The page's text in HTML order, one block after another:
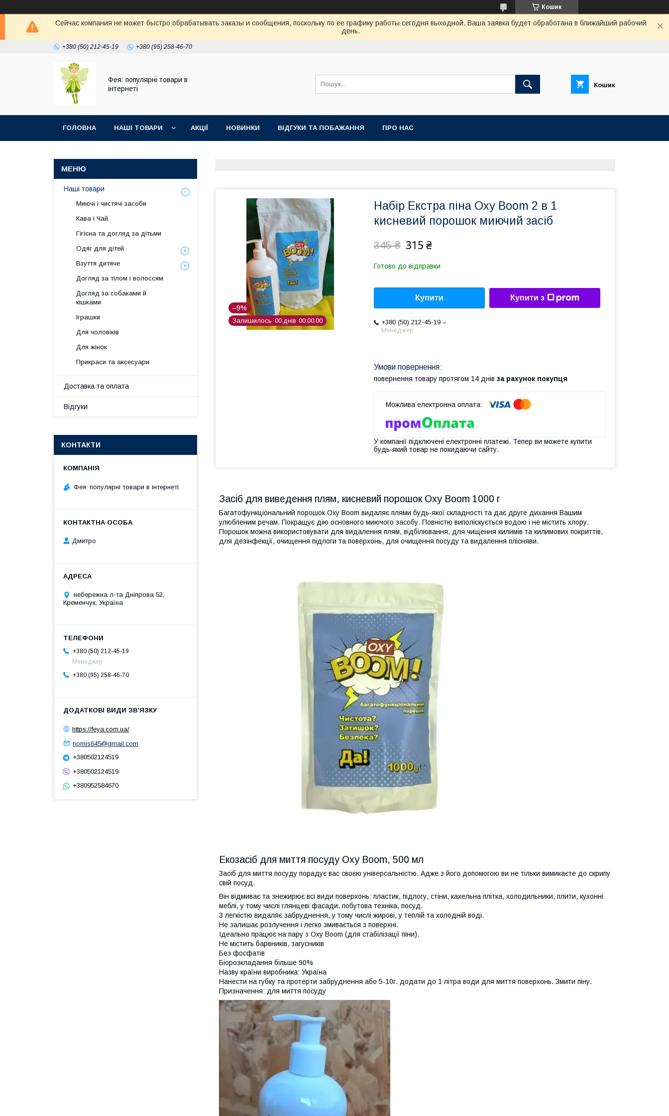
Кошик
Сейчас компания не может быстро обрабатывать заказы и сообщения, поскольку по ее графику работы сегодня выходной. Ваша заявка будет обработана в ближайший рабочий
день.
+380 (50) 212-45-19 +380 (95) 258-46-70
Фея: популярні товари в
інтернеті
Кошик
ГОЛОВНА НАШІ ТОВАРИ АКЦІЇ НОВИНКИ ВІДГУКИ ТА ПОБАЖАННЯ ПРО НАС
–9%
Залишилось 00 днів 00 00 00
Набір Екстра піна Oxy Boom 2 в 1
кисневий порошок миючий засіб
345 ₴ 315 ₴
Готово до відправки
Купити Купити з
+380 (50) 212-45-19
Менеджер
повернення товару протягом 14 днів за рахунок покупця
У компанії підключені електронні платежі. Тепер ви можете купити
будь-який товар не покидаючи сайту.
Засіб для виведення плям, кисневий порошок Oxy Boom 1000 г
Багатофункціональний порошок Oxy Boom видаляє плями будь-якої складності та дає друге дихання Вашим
улюбленим речам. Покращує дію основного миючого засобу. Повністю виполіскується водою і не містить хлору.
Порошок можна використовувати для видалення плям, відбілювання, для чищення килимів та килимових покриттів,
для дезінфекції, очищення підлоги та поверхонь, для очищення посуду та видалення плісняви.
Екозасіб для миття посуду Oxy Boom, 500 мл
Засіб для миття посуду порадує вас своєю універсальністю. Адже з його допомогою ви не тільки вимикаєте до скрипу
свій посуд.
Він відмиває та знежирює всі види поверхонь: пластик, підлогу, стіни, кахельна плітка, холодильники, плити, кухонні
меблі, у тому числі глянцеві фасади, побутова техніка, посуд.
З легкістю видаляє забруднення, у тому числі жирові, у теплій та холодній воді.
Не залишає розлучення і легко змивається з поверхні.
Ідеально працює на пару з Oxy Boom (для стабілізації піни).
Не містить барвників, загусників
Без фосфатів
Біорозкладання більше 90%
Назву країни виробника: Україна
Нанести на губку та протерти забруднення або 5-10г. додати до 1 літра води для миття поверхонь. Змити піну.
Призначення: для миття посуду
Наші товари
Миючі і чистячі засоби
Кава і Чай
Гігієна та догляд за дітьми
Одяг для дітей
Взуття дитяче
Догляд за тілом і волоссям
Догляд за собаками й
кішками
Іграшки
Для чоловіків
Для жінок
Прикраси та аксесуари
Доставка та оплата
Відгуки
КОНТАКТИ
Фея: популярні товари в інтернеті
Дмитро
небережна л-та Дніпрова 52,
Кременчук, Україна
+380 (50) 212-45-19
Менеджер
+380 (95) 258-46-70
https://feya.com.ua/
nomis645@gmail.com
+380502124519
+380502124519
+380952584670